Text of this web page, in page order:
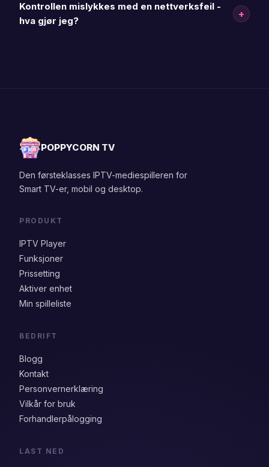
Kontrollen mislykkes med en nettverksfeil -
hva gjør jeg?
+
POPPYCORN TV
Den førsteklasses IPTV-mediespilleren for
Smart TV-er, mobil og desktop.
PRODUKT
IPTV Player
Funksjoner
Prissetting
Aktiver enhet
Min spilleliste
BEDRIFT
Blogg
Kontakt
Personvernerklæring
Vilkår for bruk
Forhandlerpålogging
LAST NED